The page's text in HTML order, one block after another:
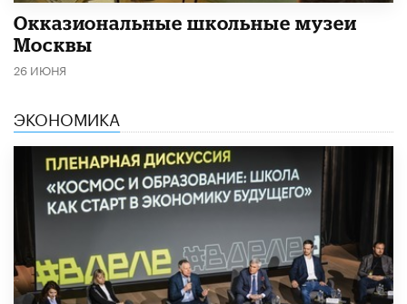
​Окказиональные школьные музеи
Москвы
26 ИЮНЯ
ЭКОНОМИКА